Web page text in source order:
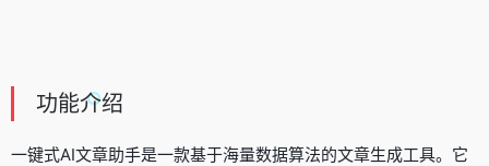
功能介绍
一键式AI文章助手是一款基于海量数据算法的文章生成工具。它